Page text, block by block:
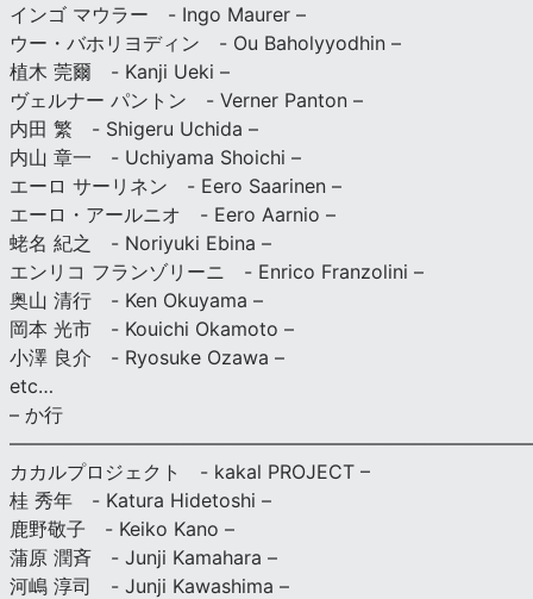
インゴ マウラー - Ingo Maurer –
ウー・バホリヨディン - Ou Baholyyodhin –
植木 莞爾 - Kanji Ueki –
ヴェルナー パントン - Verner Panton –
内田 繁 - Shigeru Uchida –
内山 章一 - Uchiyama Shoichi –
エーロ サーリネン - Eero Saarinen –
エーロ・アールニオ - Eero Aarnio –
蛯名 紀之 - Noriyuki Ebina –
エンリコ フランゾリーニ - Enrico Franzolini –
奥山 清行 - Ken Okuyama –
岡本 光市 - Kouichi Okamoto –
小澤 良介 - Ryosuke Ozawa –
etc…
– か行
カカルプロジェクト - kakal PROJECT –
桂 秀年 - Katura Hidetoshi –
鹿野敬子 - Keiko Kano –
蒲原 潤斉 - Junji Kamahara –
河嶋 淳司 - Junji Kawashima –